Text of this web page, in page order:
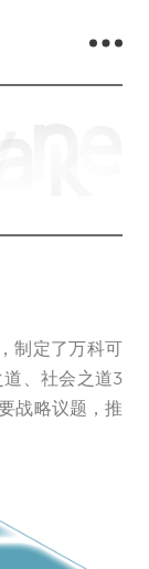
制定了万科可
、社会之道3
战略议题，推